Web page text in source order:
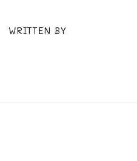
WRITTEN BY